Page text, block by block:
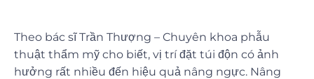
Theo bác sĩ Trần Thượng – Chuyên khoa phẫu
thuật thẩm mỹ cho biết, vị trí đặt túi độn có ảnh
hưởng rất nhiều đến hiệu quả nâng ngực. Nâng